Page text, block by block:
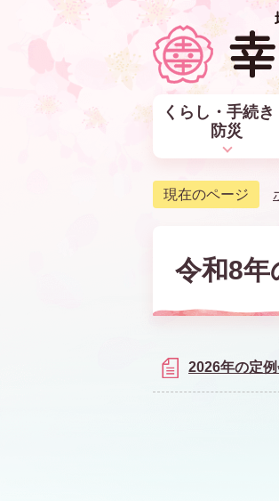
くらし・手続き
防災
現在のページ
令和8年
2026年の定